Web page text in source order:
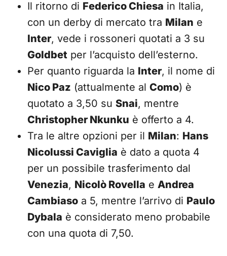
Il ritorno di Federico Chiesa in Italia,
con un derby di mercato tra Milan e
Inter, vede i rossoneri quotati a 3 su
Goldbet per l’acquisto dell’esterno.
Per quanto riguarda la Inter, il nome di
Nico Paz (attualmente al Como) è
quotato a 3,50 su Snai, mentre
Christopher Nkunku è offerto a 4.
Tra le altre opzioni per il Milan: Hans
Nicolussi Caviglia è dato a quota 4
per un possibile trasferimento dal
Venezia, Nicolò Rovella e Andrea
Cambiaso a 5, mentre l’arrivo di Paulo
Dybala è considerato meno probabile
con una quota di 7,50.